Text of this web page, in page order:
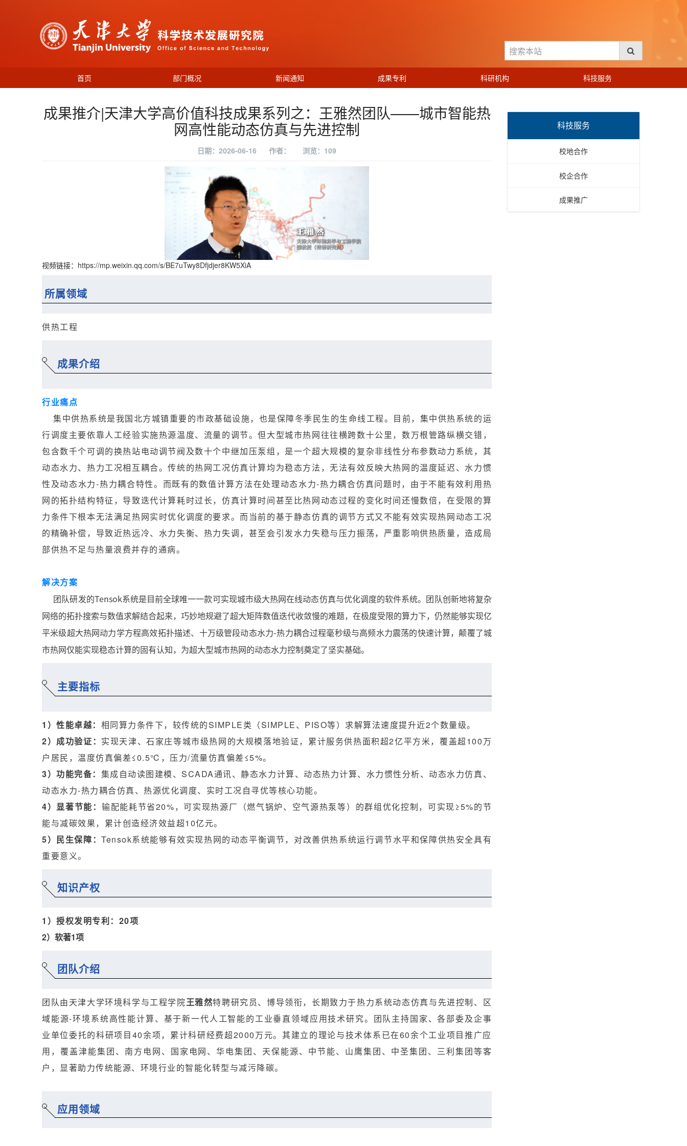
首页 部门概况 新闻通知 成果专利 科研机构 科技服务
成果推介|天津大学高价值科技成果系列之：王雅然团队——城市智能热
网高性能动态仿真与先进控制
日期：2026-06-16 作者： 浏览： 109
视频链接： https://mp.weixin.qq.com/s/BE7uTwy8Dfjdjer8KW5XiA
所属领域
供热工程
成果介绍
行业痛点
集中供热系统是我国北方城镇重要的市政基础设施，也是保障冬季民生的生命线工程。目前，集中供热系统的运
行调度主要依靠人工经验实施热源温度、流量的调节。但大型城市热网往往横跨数十公里，数万根管路纵横交错，
包含数千个可调的换热站电动调节阀及数十个中继加压泵组，是一个超大规模的复杂非线性分布参数动力系统，其
动态水力、热力工况相互耦合。传统的热网工况仿真计算均为稳态方法，无法有效反映大热网的温度延迟、水力惯
性及动态水力-热力耦合特性。而既有的数值计算方法在处理动态水力-热力耦合仿真问题时，由于不能有效利用热
网的拓扑结构特征，导致迭代计算耗时过长，仿真计算时间甚至比热网动态过程的变化时间还慢数倍，在受限的算
力条件下根本无法满足热网实时优化调度的要求。而当前的基于静态仿真的调节方式又不能有效实现热网动态工况
的精确补偿，导致近热远冷、水力失衡、热力失调，甚至会引发水力失稳与压力振荡，严重影响供热质量，造成局
部供热不足与热量浪费并存的通病。
解决方案
团队研发的Tensok系统是目前全球唯一一款可实现城市级大热网在线动态仿真与优化调度的软件系统。团队创新地将复杂
网络的拓扑搜索与数值求解结合起来，巧妙地规避了超大矩阵数值迭代收敛慢的难题，在极度受限的算力下，仍然能够实现亿
平米级超大热网动力学方程高效拓扑描述、十万级管段动态水力-热力耦合过程毫秒级与高频水力震荡的快速计算，颠覆了城
市热网仅能实现稳态计算的固有认知，为超大型城市热网的动态水力控制奠定了坚实基础。
主要指标
1）性能卓越： 相同算力条件下，较传统的SIMPLE类（SIMPLE、PISO等）求解算法速度提升近2个数量级。
2）成功验证： 实现天津、石家庄等城市级热网的大规模落地验证，累计服务供热面积超2亿平方米，覆盖超100万
户居民，温度仿真偏差≤0.5℃，压力/流量仿真偏差≤5%。
3）功能完备： 集成自动读图建模、SCADA通讯、静态水力计算、动态热力计算、水力惯性分析、动态水力仿真、
动态水力-热力耦合仿真、热源优化调度、实时工况自寻优等核心功能。
4）显著节能： 输配能耗节省20%，可实现热源厂（燃气锅炉、空气源热泵等）的群组优化控制，可实现≥5%的节
能与减碳效果，累计创造经济效益超10亿元。
5）民生保障：Tensok系统能够有效实现热网的动态平衡调节，对改善供热系统运行调节水平和保障供热安全具有
重要意义。
知识产权
1）授权发明专利：20项
2）软著1项
团队介绍
团队由天津大学环境科学与工程学院王雅然特聘研究员、博导领衔，长期致力于热力系统动态仿真与先进控制、区
域能源-环境系统高性能计算、基于新一代人工智能的工业垂直领域应用技术研究。团队主持国家、各部委及企事
业单位委托的科研项目40余项，累计科研经费超2000万元。其建立的理论与技术体系已在60余个工业项目推广应
用，覆盖津能集团、南方电网、国家电网、华电集团、天保能源、中节能、山鹰集团、中圣集团、三利集团等客
户，显著助力传统能源、环境行业的智能化转型与减污降碳。
应用领域
科技服务
校地合作
校企合作
成果推广